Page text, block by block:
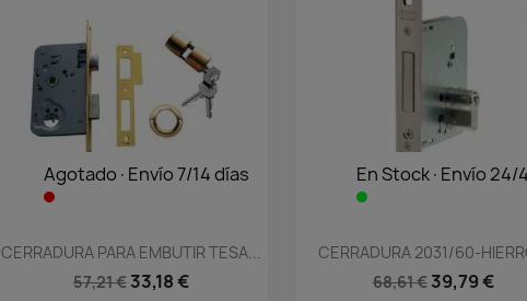
Agotado·Envío 7/14 días
 Vista rápida
CERRADURA PARA EMBUTIR TESA...
57,21 € 33,18 €
En Stock·Envío 24/
Vista rápida
CERRADURA 2031/60-
68,61 € 39,79 €